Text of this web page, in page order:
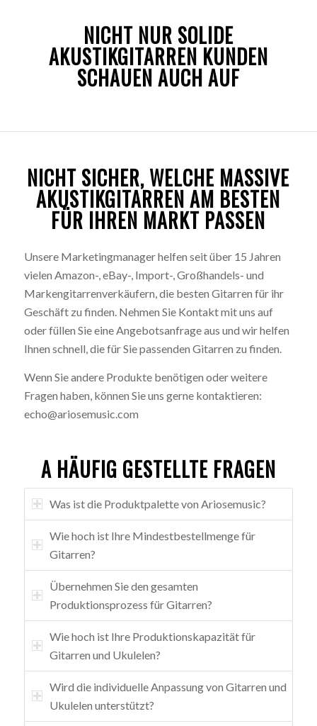
NICHT NUR SOLIDE
AKUSTIKGITARREN KUNDEN
SCHAUEN AUCH AUF
NICHT SICHER, WELCHE MASSIVE
AKUSTIKGITARREN AM BESTEN
FÜR IHREN MARKT PASSEN
Unsere Marketingmanager helfen seit über 15 Jahren
vielen Amazon-, eBay-, Import-, Großhandels- und
Markengitarrenverkäufern, die besten Gitarren für ihr
Geschäft zu finden. Nehmen Sie Kontakt mit uns auf
oder füllen Sie eine Angebotsanfrage aus und wir helfen
Ihnen schnell, die für Sie passenden Gitarren zu finden.
Wenn Sie andere Produkte benötigen oder weitere
Fragen haben, können Sie uns gerne kontaktieren:
echo@ariosemusic.com
A HÄUFIG GESTELLTE FRAGEN
Was ist die Produktpalette von Ariosemusic?
Wie hoch ist Ihre Mindestbestellmenge für
Gitarren?
Übernehmen Sie den gesamten
Produktionsprozess für Gitarren?
Wie hoch ist Ihre Produktionskapazität für
Gitarren und Ukulelen?
Wird die individuelle Anpassung von Gitarren und
Ukulelen unterstützt?